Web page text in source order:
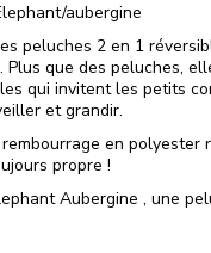
aubergine
peluches 2 en 1
Plus que des peluches,
qui invitent les petits
et grandir.
en polyester
propre !
Aubergine , une